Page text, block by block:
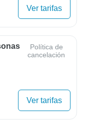
Ver tarifas
Política de
cancelación
Ver tarifas